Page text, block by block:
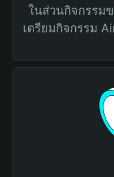
ในส่วนกิจกรรม
เตรียมกิจกรรม